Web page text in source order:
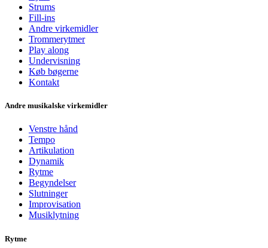
Strums
Fill-ins
Andre virkemidler
Trommerytmer
Play along
Undervisning
Køb bøgerne
Kontakt
Andre musikalske virkemidler
Venstre hånd
Tempo
Artikulation
Dynamik
Rytme
Begyndelser
Slutninger
Improvisation
Musiklytning
Rytme